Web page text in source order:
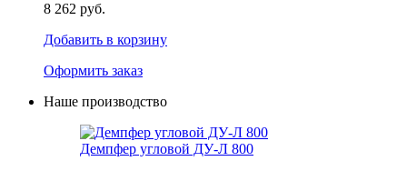
8 262 руб.
Добавить в корзину
Оформить заказ
Наше производство
Демпфер угловой ДУ-Л 800